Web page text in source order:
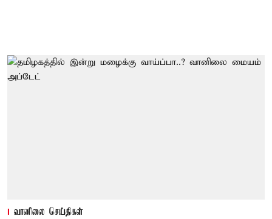
வானிலை செய்திகள்